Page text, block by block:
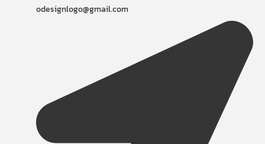
odesignlogo@gmail.com